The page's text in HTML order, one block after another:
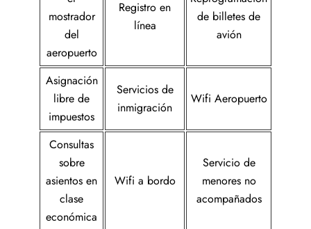
mostrador
del
aeropuerto
Registro en
línea
de billetes de
avión
Asignación
libre de
impuestos
Servicios de
inmigración
Wifi Aeropuerto
Consultas
sobre
asientos en
clase
económica
Wifi a bordo
Servicio de
menores no
acompañados